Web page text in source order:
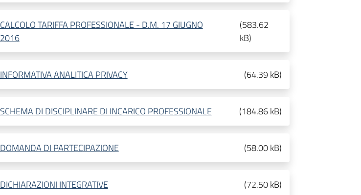
CALCOLO TARIFFA PROFESSIONALE - D.M. 17 GIUGNO
2016
(583.62
kB)
INFORMATIVA ANALITICA PRIVACY (64.39 kB)
SCHEMA DI DISCIPLINARE DI INCARICO PROFESSIONALE (184.86 kB)
DOMANDA DI PARTECIPAZIONE (58.00 kB)
DICHIARAZIONI INTEGRATIVE (72.50 kB)